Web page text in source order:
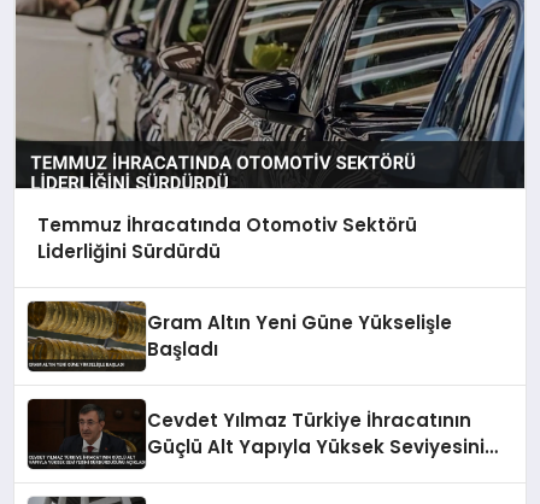
Temmuz İhracatında Otomotiv Sektörü
Liderliğini Sürdürdü
Gram Altın Yeni Güne Yükselişle
Başladı
Cevdet Yılmaz Türkiye İhracatının
Güçlü Alt Yapıyla Yüksek Seviyesini